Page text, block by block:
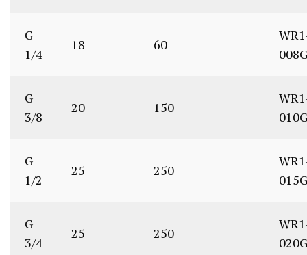
G
1/4
18 60
G
3/8
20 150
G
1/2
25 250
G
3/4
25 250